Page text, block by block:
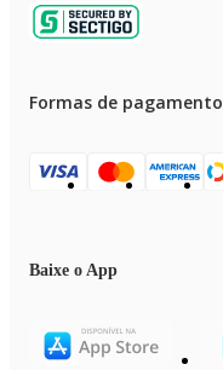
Formas de pagamento
Baixe o App